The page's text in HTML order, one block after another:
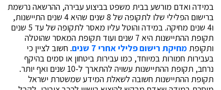
במידה ואדם מורשע בבית משפט בביצוע עבירה, ההרשאה נרשמת
ברישום הפלילי שלו לתקופה של 8 שנים שהיא 4 שנים התיישנות,
ו4 שנים מחיקה. במידה והוטל עליו מאסר לתקופה של עד 5 שנים
תקופת ההתיישנות היא 7 שנים ועוד תקופת המאסר שהוטלה
ותקופת מחיקת רישום פלילי אחרי 7 שנים
. חשוב לציין כי
בעבירות חמורות במיוחד, כמו עבירות ביטחון או סמים בהיקף
נרחב, תקופת ההתיישנות עשויה להתארך ל-10 שנים ואף יותר.
תקופת ההתיישנות חשובה לשאלת המידע שמשטרת ישראל